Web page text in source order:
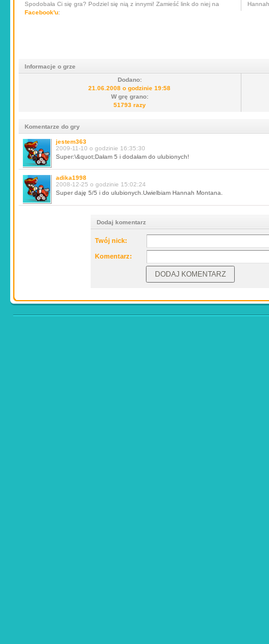
Spodobała Ci się gra? Podziel się nią z innymi! Zamieść link do niej na
Facebook'u:
Informacje o grze
Dodano:
21.06.2008 o godzinie 19:58
W grę grano:
51793 razy
Komentarze do gry
jestem363
2009-11-10 o godzinie 16:35:30
Super:\&quot;Dałam 5 i dodałam do ulubionych!
adika1998
2008-12-25 o godzinie 15:02:24
Super daję 5/5 i do ulubionych.Uwielbiam Hannah Montana.
Dodaj komentarz
Twój nick:
Komentarz: